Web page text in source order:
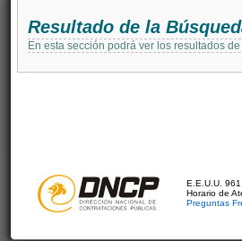
Resultado de la
En esta sección podrá ver los resultados
E.E.U.U.
Horario de
Preguntas